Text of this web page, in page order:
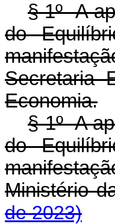
§ 1º A
do
Secretaria
Economia.
§ 1º A
do
Ministério
de 2023)